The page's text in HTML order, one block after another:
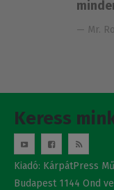
— Mr.
Keress
Kiadó: KárpátPress
Budapest 1144 Ond